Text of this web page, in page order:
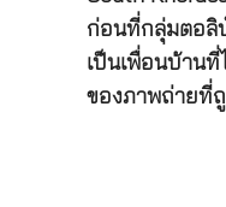
ก่อนที่กลุ่มตอลิ
เป็นเพื่อนบ้านที่
ของภาพถ่ายที่